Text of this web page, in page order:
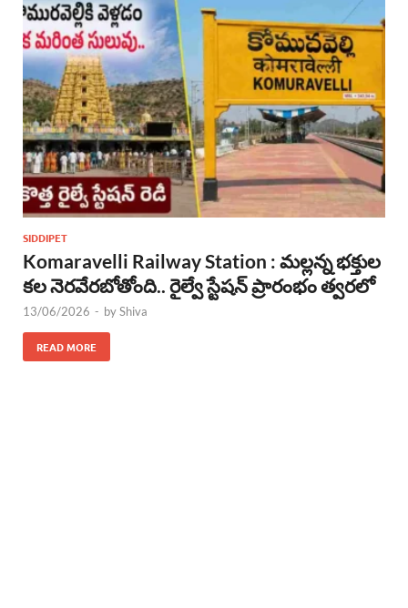
SIDDIPET
Komaravelli Railway Station : మల్లన్న భక్తుల
కల నెరవేరబోతోంది.. రైల్వే స్టేషన్ ప్రారంభం త్వరలో
13/06/2026 - byShiva
READ MORE